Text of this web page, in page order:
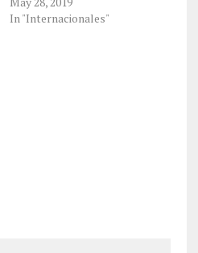
In "Internacionales"